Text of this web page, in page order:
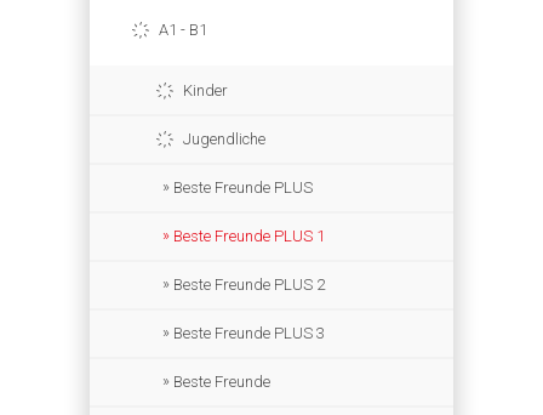
A1 - B1
Kinder
Jugendliche
Beste Freunde PLUS
Beste Freunde PLUS 1
Beste Freunde PLUS 2
Beste Freunde PLUS 3
Beste Freunde